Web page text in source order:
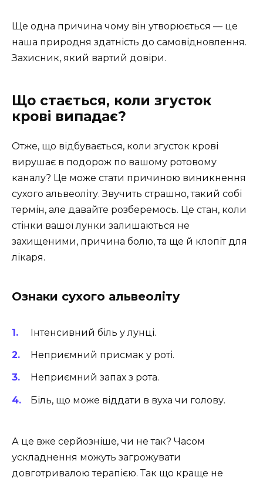
Ще одна причина чому він утворюється — це
наша природня здатність до самовідновлення.
Захисник, який вартий довіри.
Що стається, коли згусток
крові випадає?
Отже, що відбувається, коли згусток крові
вирушає в подорож по вашому ротовому
каналу? Це може стати причиною виникнення
сухого альвеоліту. Звучить страшно, такий собі
термін, але давайте розберемось. Це стан, коли
стінки вашої лунки залишаються не
захищеними, причина болю, та ще й клопіт для
лікаря.
Ознаки сухого альвеоліту
Інтенсивний біль у лунці.
Неприємний присмак у роті.
Неприємний запах з рота.
Біль, що може віддати в вуха чи голову.
А це вже серйозніше, чи не так? Часом
ускладнення можуть загрожувати
довготривалою терапією. Так що краще не